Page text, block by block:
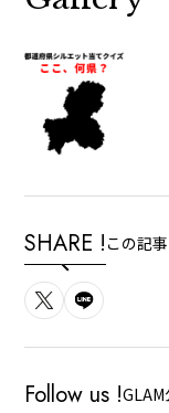
SHARE ! この記
Follow us !